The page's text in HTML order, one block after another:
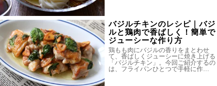
バジルチキンのレシピ｜バジ
ルと鶏肉で香ばしく！簡単で
ジューシーな作り方
鶏もも肉にバジルの香りをまとわせ
て、香ばしくジューシーに焼き上げる
「バジルチキン」。今回ご紹介するの
は、フライパンひとつで手軽に作…